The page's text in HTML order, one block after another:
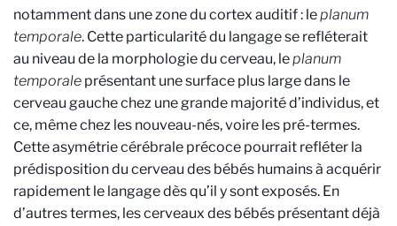
notamment dans une zone du cortex auditif : leplanum
temporale. Cette particularité du langage se refléterait
au niveau de la morphologie du cerveau, leplanum
temporale présentant une surface plus large dans le
cerveau gauche chez une grande majorité d’individus, et
ce, même chez les nouveau-nés, voire les pré-termes.
Cette asymétrie cérébrale précoce pourrait refléter la
prédisposition du cerveau des bébés humains à acquérir
rapidement le langage dès qu’il y sont exposés. En
d’autres termes, les cerveaux des bébés présentant déjà